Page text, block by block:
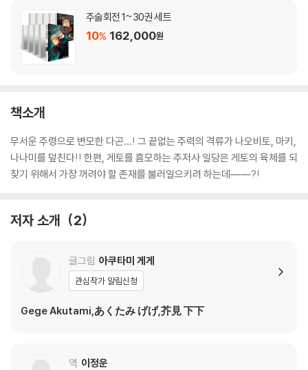
주술회전 1~30권 세트
10% 162,000원
책소개
무서운 주령으로 변모한 다곤…! 그 끝없는 주력의 격류가 나오비토, 마키,
나나미를 덮친다!! 한편, 게토를 흠모하는 주저사 일당은 게토의 육체를 되
찾기 위해서 가장 꺼려야 할 존재를 불러일으키려 하는데――?!
저자 소개 2
글그림 아쿠타미 게게
관심작가 알림신청
Gege Akutami,あくたみ げげ,芥見 下下
역 이정운